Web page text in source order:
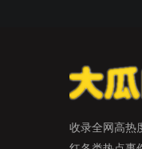
收录全网高热